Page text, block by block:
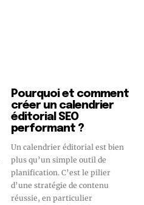
Pourquoi et comment
créer un calendrier
éditorial SEO
performant ?
Un calendrier éditorial est bien
plus qu’un simple outil de
planification. C’est le pilier
d’une stratégie de contenu
réussie, en particulier